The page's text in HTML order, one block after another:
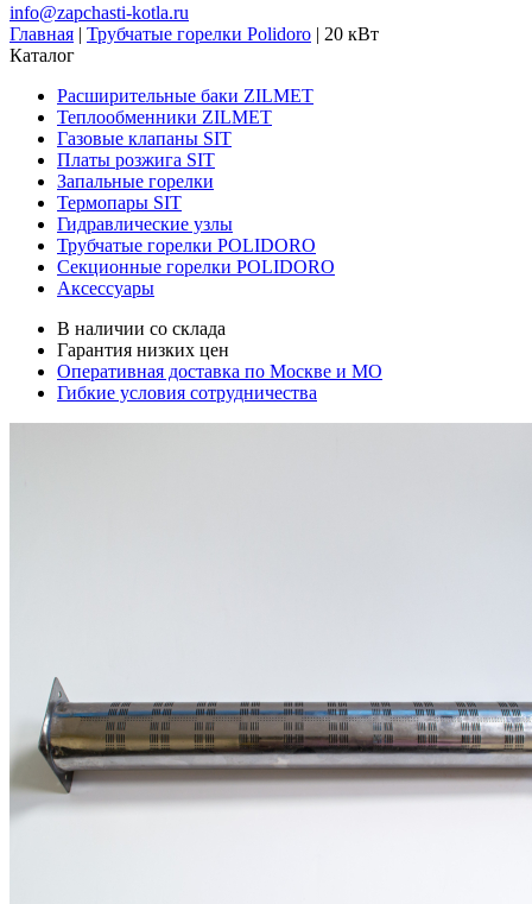
info@zapchasti-kotla.ru
Главная | Трубчатые горелки Polidoro | 20 кВт
Каталог
Расширительные баки ZILMET
Теплообменники ZILMET
Газовые клапаны SIT
Платы розжига SIT
Запальные горелки
Термопары SIT
Гидравлические узлы
Трубчатые горелки POLIDORO
Секционные горелки POLIDORO
Аксессуары
В наличии со склада
Гарантия низких цен
Оперативная доставка по Москве и МО
Гибкие условия сотрудничества